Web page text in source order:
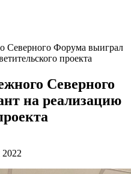
Северного Форума выиграл
проекта
Северного
на реализацию